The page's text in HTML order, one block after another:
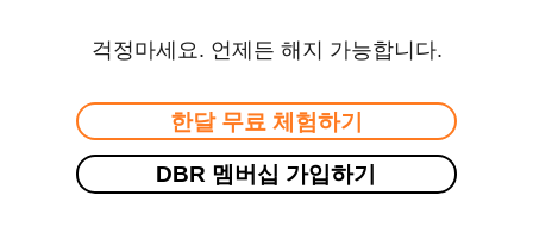
걱정마세요. 언제든 해지 가능합니다.
한달 무료 체험하기
DBR 멤버십 가입하기